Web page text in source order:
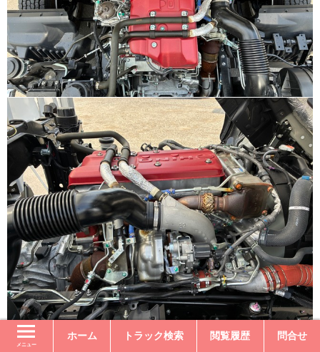
メニュー
ホーム トラック検索 閲覧履歴 問合せ